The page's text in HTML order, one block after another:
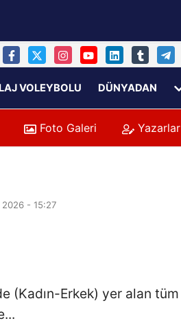
VOLEYBOLU DÜNYADAN
Foto Galeri Yazarlar
- 15:27
(Kadın-Erkek) yer alan tüm